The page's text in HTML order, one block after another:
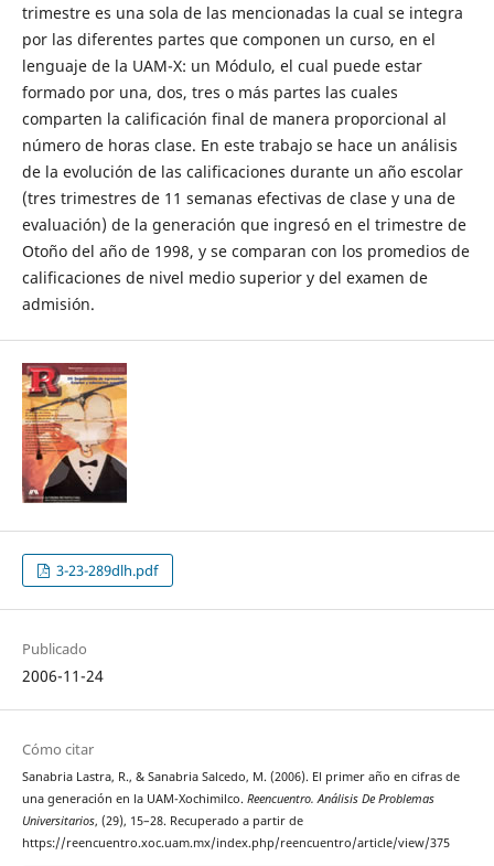
trimestre es una sola de las mencionadas la cual se integra
por las diferentes partes que componen un curso, en el
lenguaje de la UAM-X: un Módulo, el cual puede estar
formado por una, dos, tres o más partes las cuales
comparten la calificación final de manera proporcional al
número de horas clase. En este trabajo se hace un análisis
de la evolución de las calificaciones durante un año escolar
(tres trimestres de 11 semanas efectivas de clase y una de
evaluación) de la generación que ingresó en el trimestre de
Otoño del año de 1998, y se comparan con los promedios de
calificaciones de nivel medio superior y del examen de
admisión.
3-23-289dlh.pdf
Publicado
2006-11-24
Cómo citar
Sanabria Lastra, R., & Sanabria Salcedo, M. (2006). El primer año en cifras de
una generación en la UAM-Xochimilco. Reencuentro. Análisis De Problemas
Universitarios, (29), 15–28. Recuperado a partir de
https://reencuentro.xoc.uam.mx/index.php/reencuentro/article/view/375